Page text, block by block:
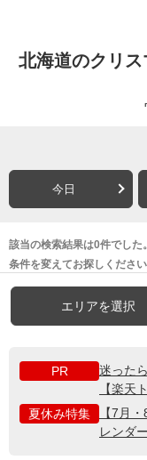
北海道のクリス
今日
該当の検索結果は0件でした。
条件を変えてお探しください
エリアを選択
PR
迷った
【楽天
夏休み特集
【7月
レンダー